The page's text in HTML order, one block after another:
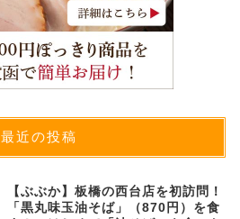
最近の投稿
【ぶぶか】板橋の西台店を初訪問！
「黒丸味玉油そば」（870円）を食